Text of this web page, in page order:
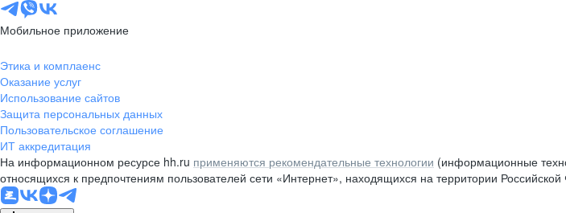
Мобильное приложение
Этика и комплаенс
Оказание услуг
Использование сайтов
Защита персональных данных
Пользовательское соглашение
ИТ аккредитация
На информационном ресурсе hh.ru применяются рекомендательные технологии (информационные
относящихся к предпочтениям пользователей сети «Интернет», находящихся на территории